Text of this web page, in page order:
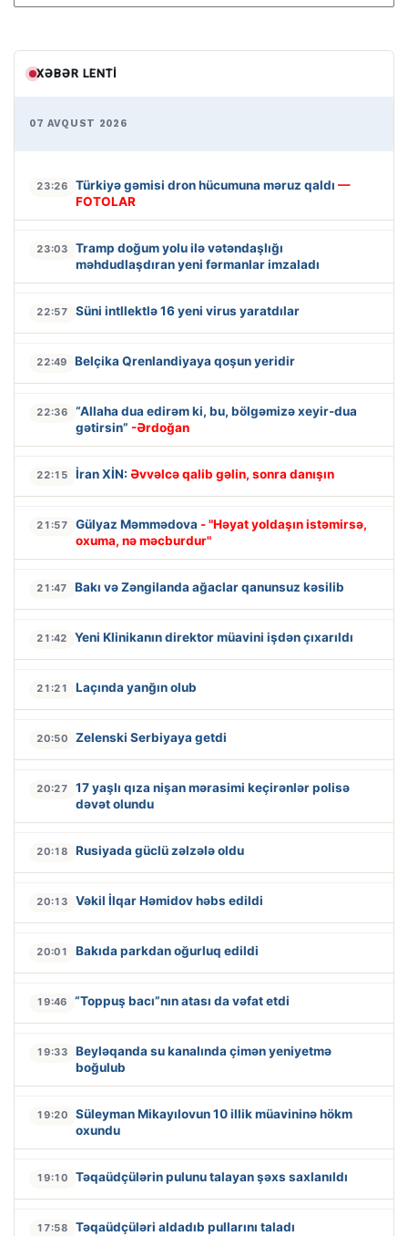
XƏBƏR LENTI
07 AVQUST 2026
23:26 Türkiyə gəmisi dron hücumuna məruz qaldı —
FOTOLAR
23:03
Tramp doğum yolu ilə vətəndaşlığı
məhdudlaşdıran yeni fərmanlar imzaladı
22:57 Süni intllektlə 16 yeni virus yaratdılar
22:49 Belçika Qrenlandiyaya qoşun yeridir
22:36
“Allaha dua edirəm ki, bu, bölgəmizə xeyir-dua
gətirsin” -Ərdoğan
22:15 İran XİN: Əvvəlcə qalib gəlin, sonra danışın
21:57 Gülyaz Məmmədova - "Həyat yoldaşın istəmirsə,
oxuma, nə məcburdur"
21:47 Bakı və Zəngilanda ağaclar qanunsuz kəsilib
21:42 Yeni Klinikanın direktor müavini işdən çıxarıldı
21:21 Laçında yanğın olub
20:50 Zelenski Serbiyaya getdi
20:27
17 yaşlı qıza nişan mərasimi keçirənlər polisə
dəvət olundu
20:18 Rusiyada güclü zəlzələ oldu
20:13 Vəkil İlqar Həmidov həbs edildi
20:01 Bakıda parkdan oğurluq edildi
19:46 “Toppuş bacı”nın atası da vəfat etdi
19:33
Beyləqanda su kanalında çimən yeniyetmə
boğulub
19:20
Süleyman Mikayılovun 10 illik müavininə hökm
oxundu
19:10 Təqaüdçülərin pulunu talayan şəxs saxlanıldı
17:58 Təqaüdçüləri aldadıb pullarını taladı